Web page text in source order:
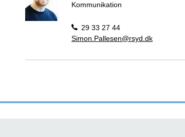
Kommunikation
29 33 27 44
Simon.Pallesen@rsyd.dk